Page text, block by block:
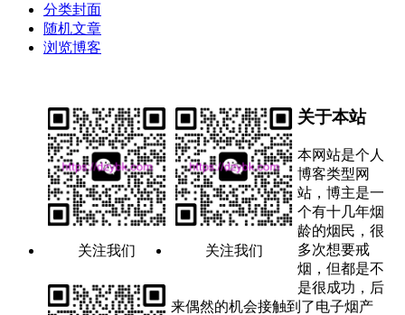
分类封面
随机文章
浏览博客
关注我们 关注我们
关于本站
本网站是个人
博客类型网
站，博主是一
个有十几年烟
龄的烟民，很
多次想要戒
烟，但都是不
是很成功，后
来偶然的机会接触到了电子烟产